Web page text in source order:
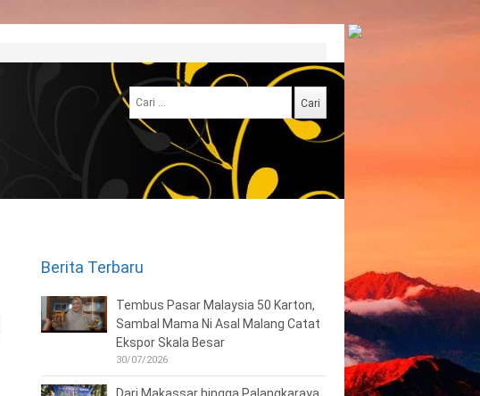
Cari
untuk:
Berita Terbaru
Tembus Pasar Malaysia 50 Karton,
Sambal Mama Ni Asal Malang Catat
Ekspor Skala Besar
30/07/2026
Dari Makassar hingga Palangkaraya,